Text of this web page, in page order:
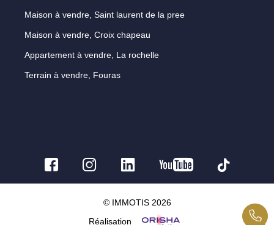
Maison à vendre, Saint laurent de la pree
Maison à vendre, Croix chapeau
Appartement à vendre, La rochelle
Terrain à vendre, Fouras
© IMMOTIS 2026
Réalisation